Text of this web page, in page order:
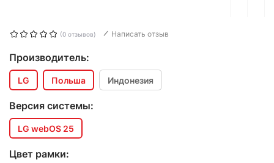
(0 отзывов) Написать отзыв
Производитель:
LG Польша Индонезия
Версия системы:
LG webOS 25
Цвет рамки: